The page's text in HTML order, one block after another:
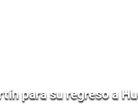
para su regreso a